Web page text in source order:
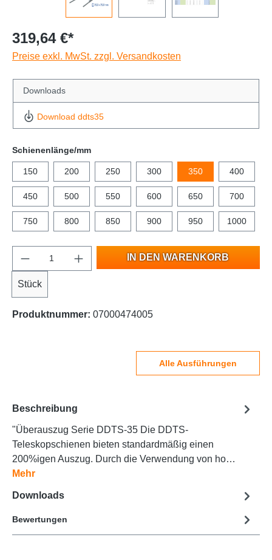
319,64 €*
Preise exkl. MwSt. zzgl. Versandkosten
Downloads
Download ddts35
Schienenlänge/mm
150 200 250 300 350 400
450 500 550 600 650 700
750 800 850 900 950 1000
Stück
IN DEN WARENKORB
Produktnummer: 07000474005
Alle Ausführungen
Beschreibung
"Überauszug Serie DDTS-35 Die DDTS-
Teleskopschienen bieten standardmäßig einen
200%igen Auszug. Durch die Verwendung von ho…
Mehr
Downloads
Bewertungen